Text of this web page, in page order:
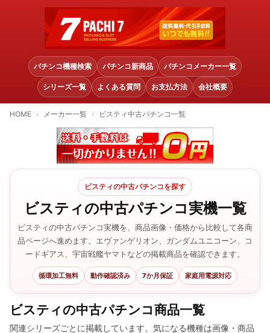
パチンコ機種検索 パチンコ新商品 パチンコメーカー一覧
シリーズ一覧 よくある質問 お支払方法 会社概要
HOME メーカー一覧 ビスティ中古パチンコ一覧
ビスティの中古パチンコを探す
ビスティの中古パチンコ実機一覧
ビスティの中古パチンコ実機を、商品画像・価格から比較して各商
品ページへ進めます。エヴァンゲリオン、ガンダムユニコーン、コ
ードギアス、宇宙戦艦ヤマトなどの掲載商品を確認できます。
循環加工無料 動作確認済み 7か月保証 家庭用電源対応
ビスティの中古パチンコ商品一覧
関連シリーズごとに掲載しています。気になる機種は画像・商品